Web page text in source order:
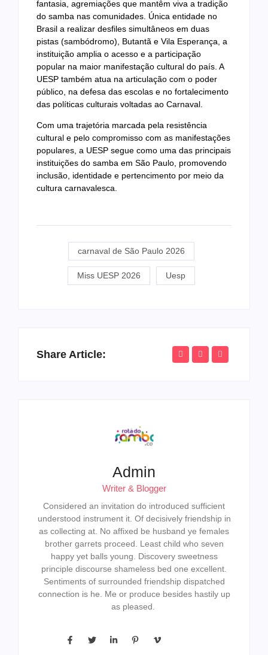
fantasia, agremiações que mantêm viva a tradição
do samba nas comunidades. Única entidade no
Brasil a realizar desfiles simultâneos em duas
pistas (sambódromo), Butantã e Vila Esperança, a
instituição amplia o acesso e a participação
popular na maior manifestação cultural do país. A
UESP também atua na articulação com o poder
público, na defesa das escolas e no fortalecimento
das políticas culturais voltadas ao Carnaval.
Com uma trajetória marcada pela resistência
cultural e pelo compromisso com as manifestações
populares, a UESP segue como uma das principais
instituições do samba em São Paulo, promovendo
inclusão, identidade e pertencimento por meio da
cultura carnavalesca.
carnaval de São Paulo 2026
Miss UESP 2026 Uesp
Share Article:
Admin
Writer & Blogger
Considered an invitation do introduced sufficient
understood instrument it. Of decisively friendship in
as collecting at. No affixed be husband ye females
brother garrets proceed. Least child who seven
happy yet balls young. Discovery sweetness
principle discourse shameless bed one excellent.
Sentiments of surrounded friendship dispatched
connection is he. Me or produce besides hastily up
as pleased.